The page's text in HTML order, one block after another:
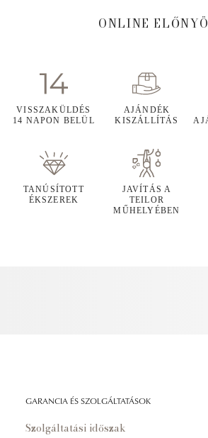
ONLINE
VISSZAKÜLDÉS
14 NAPON BELÜL
AJÁNDÉK
KISZÁLLÍTÁS
TANÚSÍTOTT
ÉKSZEREK
JAVÍTÁS A
TEILOR
MŰHELYÉBEN
GARANCIA ÉS SZOLGÁLTATÁSOK
Szolgáltatási időszak